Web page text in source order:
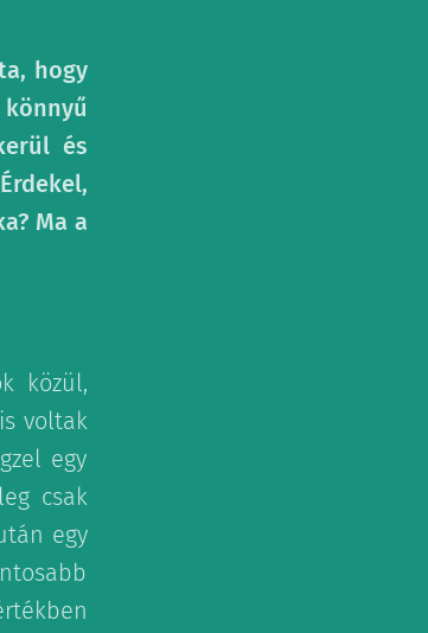
hogy
és
Ma a
közül,
voltak
egy
csak
egy